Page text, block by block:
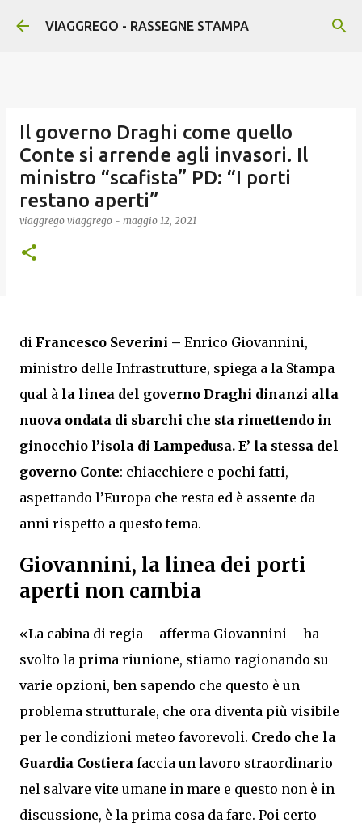
Passa ai contenuti principali
VIAGGREGO - RASSEGNE STAMPA
Il governo Draghi come quello
Conte si arrende agli invasori. Il
ministro “scafista” PD: “I porti
restano aperti”
viaggrego viaggrego - maggio 12, 2021
di Francesco Severini – Enrico Giovannini,
ministro delle Infrastrutture, spiega a la Stampa
qual à la linea del governo Draghi dinanzi alla
nuova ondata di sbarchi che sta rimettendo in
ginocchio l’isola di Lampedusa. E’ la stessa del
governo Conte: chiacchiere e pochi fatti,
aspettando l’Europa che resta ed è assente da
anni rispetto a questo tema.
Giovannini, la linea dei porti
aperti non cambia
«La cabina di regia – afferma Giovannini – ha
svolto la prima riunione, stiamo ragionando su
varie opzioni, ben sapendo che questo è un
problema strutturale, che ora diventa più visibile
per le condizioni meteo favorevoli. Credo che la
Guardia Costiera faccia un lavoro straordinario
nel salvare vite umane in mare e questo non è in
discussione, è la prima cosa da fare. Poi certo